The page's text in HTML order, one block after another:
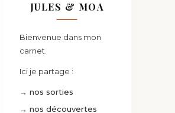
JULES & MOA
Bienvenue dans mon
carnet.
Ici je partage :
→ nos sorties
→ nos découvertes